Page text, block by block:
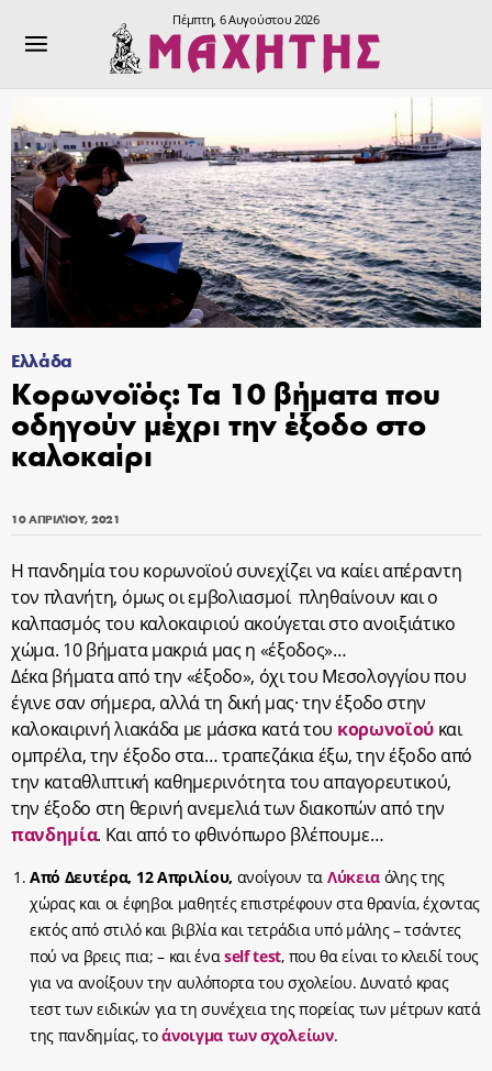
Πέμπτη, 6 Αυγούστου 2026
Ελλάδα
Κορωνοϊός: Τα 10 βήματα που
οδηγούν μέχρι την έξοδο στο
καλοκαίρι
10 ΑΠΡΙΛΊΟΥ, 2021
Η πανδημία του κορωνοϊού συνεχίζει να καίει απέραντη
τον πλανήτη, όμως οι εμβολιασμοί πληθαίνουν και ο
καλπασμός του καλοκαιριού ακούγεται στο ανοιξιάτικο
χώμα. 10 βήματα μακριά μας η «έξοδος»…
Δέκα βήματα από την «έξοδο», όχι του Μεσολογγίου που
έγινε σαν σήμερα, αλλά τη δική μας· την έξοδο στην
καλοκαιρινή λιακάδα με μάσκα κατά του κορωνοϊούκαι
ομπρέλα, την έξοδο στα… τραπεζάκια έξω, την έξοδο από
την καταθλιπτική καθημερινότητα του απαγορευτικού,
την έξοδο στη θερινή ανεμελιά των διακοπών από την
πανδημία. Και από το φθινόπωρο βλέπουμε…
Από Δευτέρα, 12 Απριλίου, ανοίγουν τα Λύκειαόλης της
χώρας και οι έφηβοι μαθητές επιστρέφουν στα θρανία, έχοντας
εκτός από στιλό και βιβλία και τετράδια υπό μάλης – τσάντες
πού να βρεις πια; – και έναself test, που θα είναι το κλειδί τους
για να ανοίξουν την αυλόπορτα του σχολείου. Δυνατό κρας
τεστ των ειδικών για τη συνέχεια της πορείας των μέτρων κατά
της πανδημίας, τοάνοιγμα των σχολείων.